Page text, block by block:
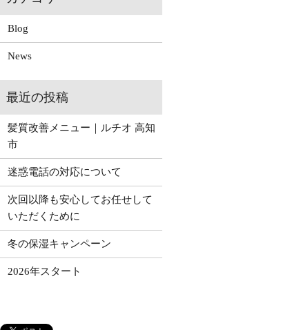
Blog
News
髪質改善メニュー｜ルチオ 高知
市
迷惑電話の対応について
次回以降も安心してお任せして
いただくために
冬の保湿キャンペーン
2026年スタート